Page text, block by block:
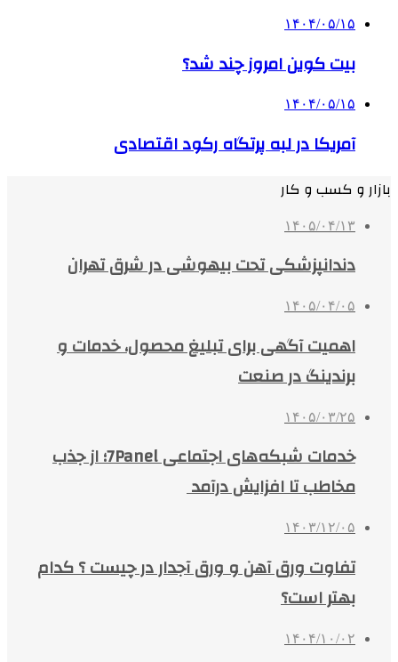
۱۴۰۴/۰۵/۱۵
بیت کوین امروز چند شد؟
۱۴۰۴/۰۵/۱۵
آمریکا در لبه پرتگاه رکود اقتصادی
بازار و کسب و کار
۱۴۰۵/۰۴/۱۳
دندانپزشکی تحت بیهوشی در شرق تهران
۱۴۰۵/۰۴/۰۵
اهمیت آگهی برای تبلیغ محصول، خدمات و
برندینگ در صنعت
۱۴۰۵/۰۳/۲۵
خدمات شبکه‌های اجتماعی 7Panel؛ از جذب
مخاطب تا افزایش درآمد
۱۴۰۳/۱۲/۰۵
تفاوت ورق آهن و ورق آجدار در چیست ؟ کدام
بهتر است؟
۱۴۰۴/۱۰/۰۲